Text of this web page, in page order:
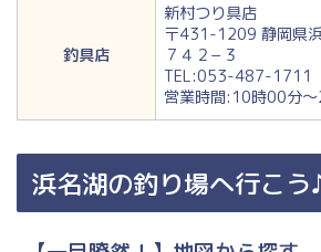
釣具店
新村つり具店
〒431-1209 静岡県
７４２−３
TEL:053-487-1711
営業時間:10時00分
浜名湖の釣り場へ行こう